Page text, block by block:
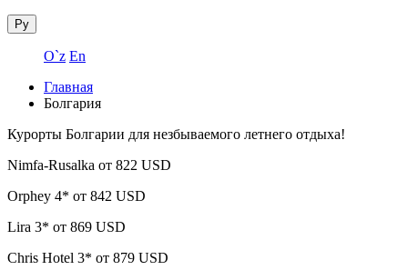
Ру
O`z En
Главная
Болгария
Курорты Болгарии для незбываемого летнего отдыха!
Nimfa-Rusalka от 822 USD
Orphey 4* от 842 USD
Lira 3* от 869 USD
Chris Hotel 3* от 879 USD